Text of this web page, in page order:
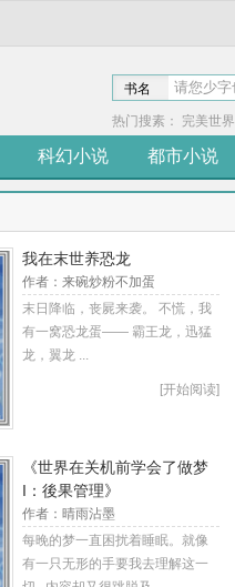
书名
热门搜素： 完美世界
科幻小说 都市小说
我在末世养恐龙
作者：来碗炒粉不加蛋
末日降临，丧屍来袭。 不慌，我
有一窝恐龙蛋—— 霸王龙，迅猛
龙，翼龙 ...
[开始阅读]
《世界在关机前学会了做梦
I：後果管理》
作者：晴雨沾墨
每晚的梦一直困扰着睡眠。就像
有一只无形的手要我去理解这一